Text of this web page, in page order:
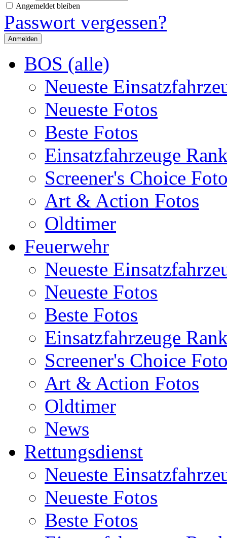
Angemeldet bleiben
Passwort vergessen?
BOS (alle)
Neueste
Neueste Fotos
Beste Fotos
Einsatzfahrzeuge
Screener's Choice
Art & Action Fotos
Oldtimer
Feuerwehr
Neueste
Neueste Fotos
Beste Fotos
Einsatzfahrzeuge
Screener's Choice
Art & Action Fotos
Oldtimer
News
Rettungsdienst
Neueste
Neueste Fotos
Beste Fotos